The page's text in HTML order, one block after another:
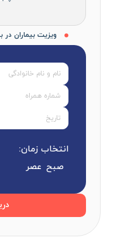
انتخاب زمان:
صبح عصر
ویزیت بیماران در